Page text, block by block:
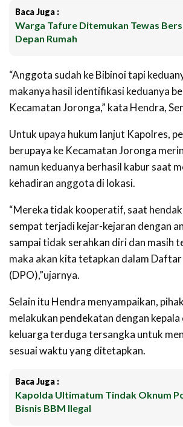
Baca Juga :
Warga Tafure Ditemukan Tewas
Depan Rumah
“Anggota sudah ke Bibinoi tapi
makanya hasil identifikasi keduanya
Kecamatan Joronga,” kata Hendra,
Untuk upaya hukum lanjut Kapolres,
berupaya ke Kecamatan Joronga
namun keduanya berhasil kabur saat
kehadiran anggota di lokasi.
“Mereka tidak kooperatif, saat
sempat terjadi kejar-kejaran dengan
sampai tidak serahkan diri dan masih
maka akan kita tetapkan dalam
(DPO),”ujarnya.
Selain itu Hendra menyampaikan,
melakukan pendekatan dengan kepala
keluarga terduga tersangka untuk
sesuai waktu yang ditetapkan.
Baca Juga :
Kapolda Ultimatum Tindak Oknum
Bisnis BBM Ilegal